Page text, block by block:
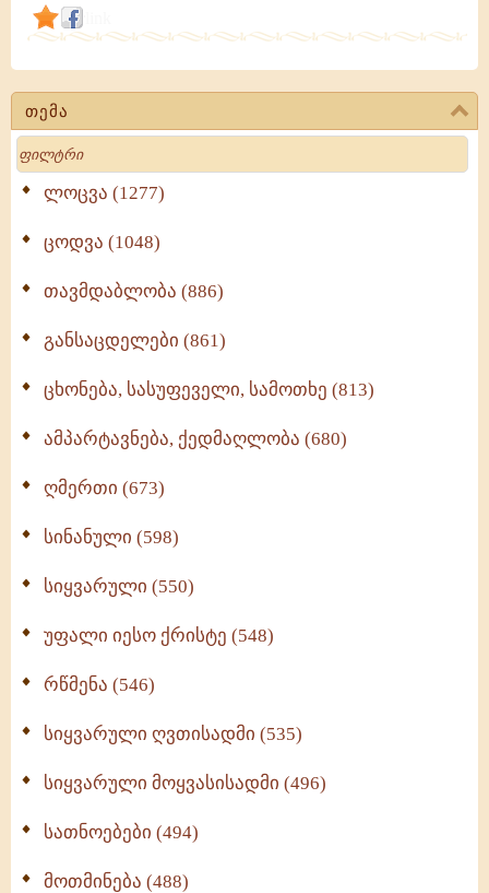
თემა
Search
ლოცვა (1277)
ცოდვა (1048)
თავმდაბლობა (886)
განსაცდელები (861)
ცხონება, სასუფეველი, სამოთხე (813)
ამპარტავნება, ქედმაღლობა (680)
ღმერთი (673)
სინანული (598)
სიყვარული (550)
უფალი იესო ქრისტე (548)
რწმენა (546)
სიყვარული ღვთისადმი (535)
სიყვარული მოყვასისადმი (496)
სათნოებები (494)
მოთმინება (488)